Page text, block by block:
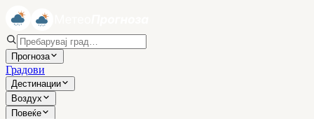
Прогноза
Градови
Дестинации
Воздух
Повеќе